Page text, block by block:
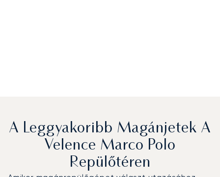
A Leggyakoribb Magánjetek A
Velence Marco Polo
Repülőtéren